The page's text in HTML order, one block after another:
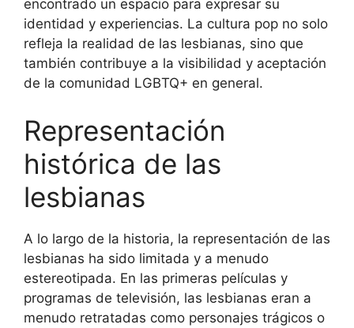
encontrado un espacio para expresar su
identidad y experiencias. La cultura pop no solo
refleja la realidad de las lesbianas, sino que
también contribuye a la visibilidad y aceptación
de la comunidad LGBTQ+ en general.
Representación
histórica de las
lesbianas
A lo largo de la historia, la representación de las
lesbianas ha sido limitada y a menudo
estereotipada. En las primeras películas y
programas de televisión, las lesbianas eran a
menudo retratadas como personajes trágicos o